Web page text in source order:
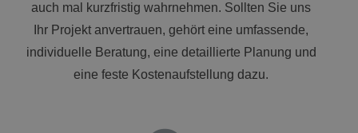
auch mal kurzfristig wahrnehmen. Sollten Sie uns
Ihr Projekt anvertrauen, gehört eine umfassende,
individuelle Beratung, eine detaillierte Planung und
eine feste Kostenaufstellung dazu.